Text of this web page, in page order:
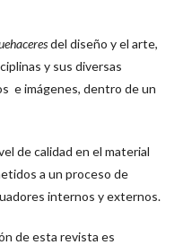
del diseño y el arte,
y sus diversas
e imágenes, dentro de un
de calidad en el material
a un proceso de
internos y externos.
de esta revista es